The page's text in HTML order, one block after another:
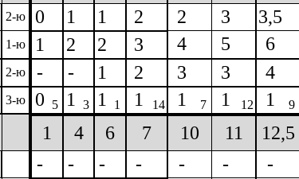
2-ю 0 1 1 2 2 3 3,5
1-ю 1 2 2 3 4 5 6
2-ю - - 1 2 3 3 4
3-ю 0 5 1 3 1 1 1 14 1 7 1 12 1 9
1 4 6 7 10 11 12,5
- - - - - - -